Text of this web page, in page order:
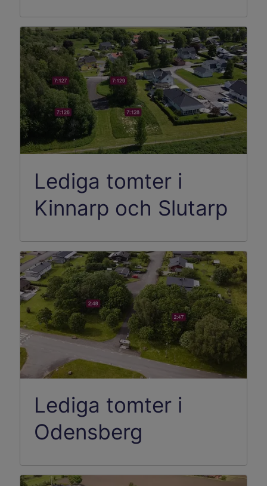
Lediga tomter i
Kinnarp och Slutarp
Lediga tomter i
Odensberg